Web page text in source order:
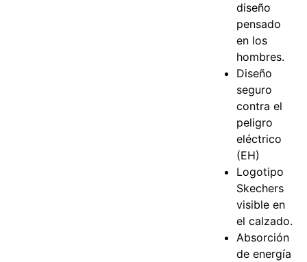
diseño
pensado
en los
hombres.
Diseño
seguro
contra el
peligro
eléctrico
(EH)
Logotipo
Skechers
visible en
el calzado.
Absorción
de energía